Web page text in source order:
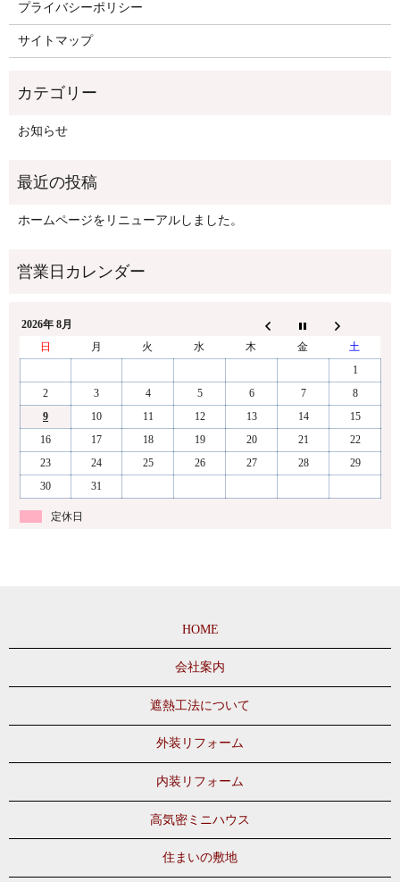
プライバシーポリシー
サイトマップ
お知らせ
ホームページをリニューアルしました。
2026年 8月
日
月 火 水 木 金
土
1
2
3 4 5 6 7
8
9
10 11 12 13 14
15
16
17 18 19 20 21
22
23
24 25 26 27 28
29
30
31
定休日
HOME
会社案内
遮熱工法について
外装リフォーム
内装リフォーム
高気密ミニハウス
住まいの敷地